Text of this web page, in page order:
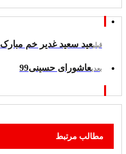
قبلیعید سعید غدیر خم مبارک
بعدیعاشورای حسینی99
مطالب مرتبط